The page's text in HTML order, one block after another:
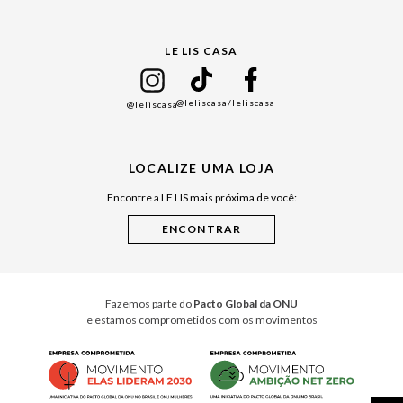
Cuidados Casa
LE LIS CASA
@leliscasa@leliscasa/leliscasa
LOCALIZE UMA LOJA
Encontre a LE LIS mais próxima de você:
Fazemos parte do Pacto Global da ONU
e estamos comprometidos com os movimentos